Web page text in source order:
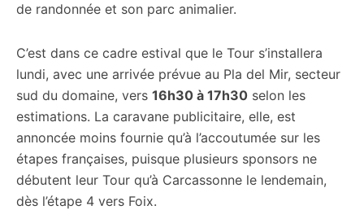
de randonnée et son parc animalier.
C’est dans ce cadre estival que le Tour s’installera
lundi, avec une arrivée prévue au Pla del Mir, secteur
sud du domaine, vers 16h30 à 17h30 selon les
estimations. La caravane publicitaire, elle, est
annoncée moins fournie qu’à l’accoutumée sur les
étapes françaises, puisque plusieurs sponsors ne
débutent leur Tour qu’à Carcassonne le lendemain,
dès l’étape 4 vers Foix.